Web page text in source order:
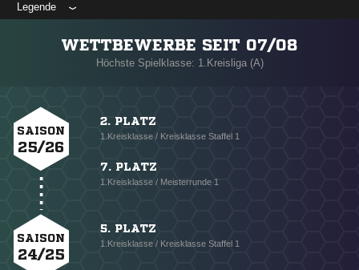
Legende
WETTBEWERBE SEIT 07/08
Höchste Spielklasse: 1.Kreisliga (A)
SAISON
25/26
2. PLATZ
1.Kreisklasse / Kreisklasse Staffel 1
7. PLATZ
1.Kreisklasse / Meisterrunde 1
SAISON
24/25
5. PLATZ
1.Kreisklasse / Kreisklasse Staffel 1